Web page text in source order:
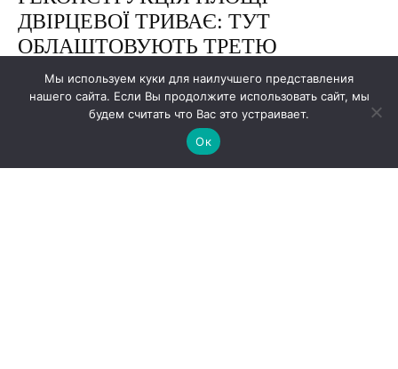
Мы используем куки для наилучшего представления
нашего сайта. Если Вы продолжите использовать сайт, мы
будем считать что Вас это устраивает.
Ок